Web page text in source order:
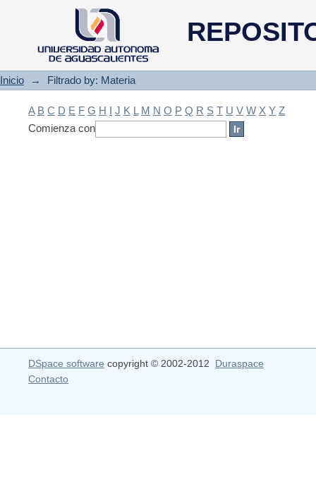
Filtrado by: Materia
Inicio → Filtrado by: Materia
A B C D E F G H I J K L M N O P Q R S T U V W X Y Z
Comienza con
DSpace software copyright © 2002-2012 Duraspace
Contacto